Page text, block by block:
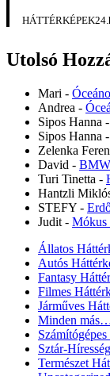
Utolsó
Mari -
Andrea -
Sipos Hanna -
Sipos Hanna -
Zelenka
David -
Turi Tinetta -
Hantzli
STEFY -
Judit - Mókus
Állatos
Autós
Fantasy
Filmes
Járműves
Minden
Sztár-
Természet